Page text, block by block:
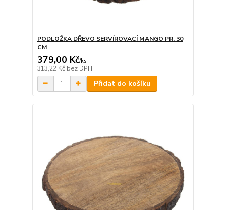
PODLOŽKA DŘEVO SERVÍROVACÍ MANGO PR. 30
CM
379,00 Kč/ks
313,22 Kč bez DPH
Přidat do košíku